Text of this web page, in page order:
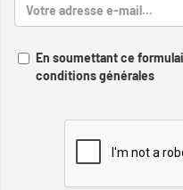
En soumettant ce
conditions générales